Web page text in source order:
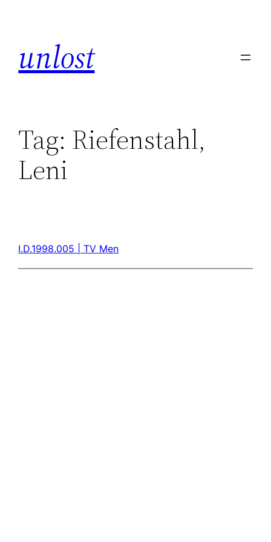
unlost
Tag: Riefenstahl,
Leni
I.D.1998.005 | TV Men